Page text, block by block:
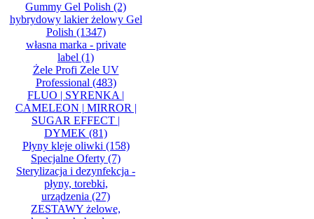
Gummy Gel Polish (2)
hybrydowy lakier żelowy Gel
Polish (1347)
własna marka - private
label (1)
Żele Profi Zele UV
Professional (483)
FLUO | SYRENKA |
CAMELEON | MIRROR |
SUGAR EFFECT |
DYMEK (81)
Płyny kleje oliwki (158)
Specjalne Oferty (7)
Sterylizacja i dezynfekcja -
płyny, torebki,
urządzenia (27)
ZESTAWY żelowe,